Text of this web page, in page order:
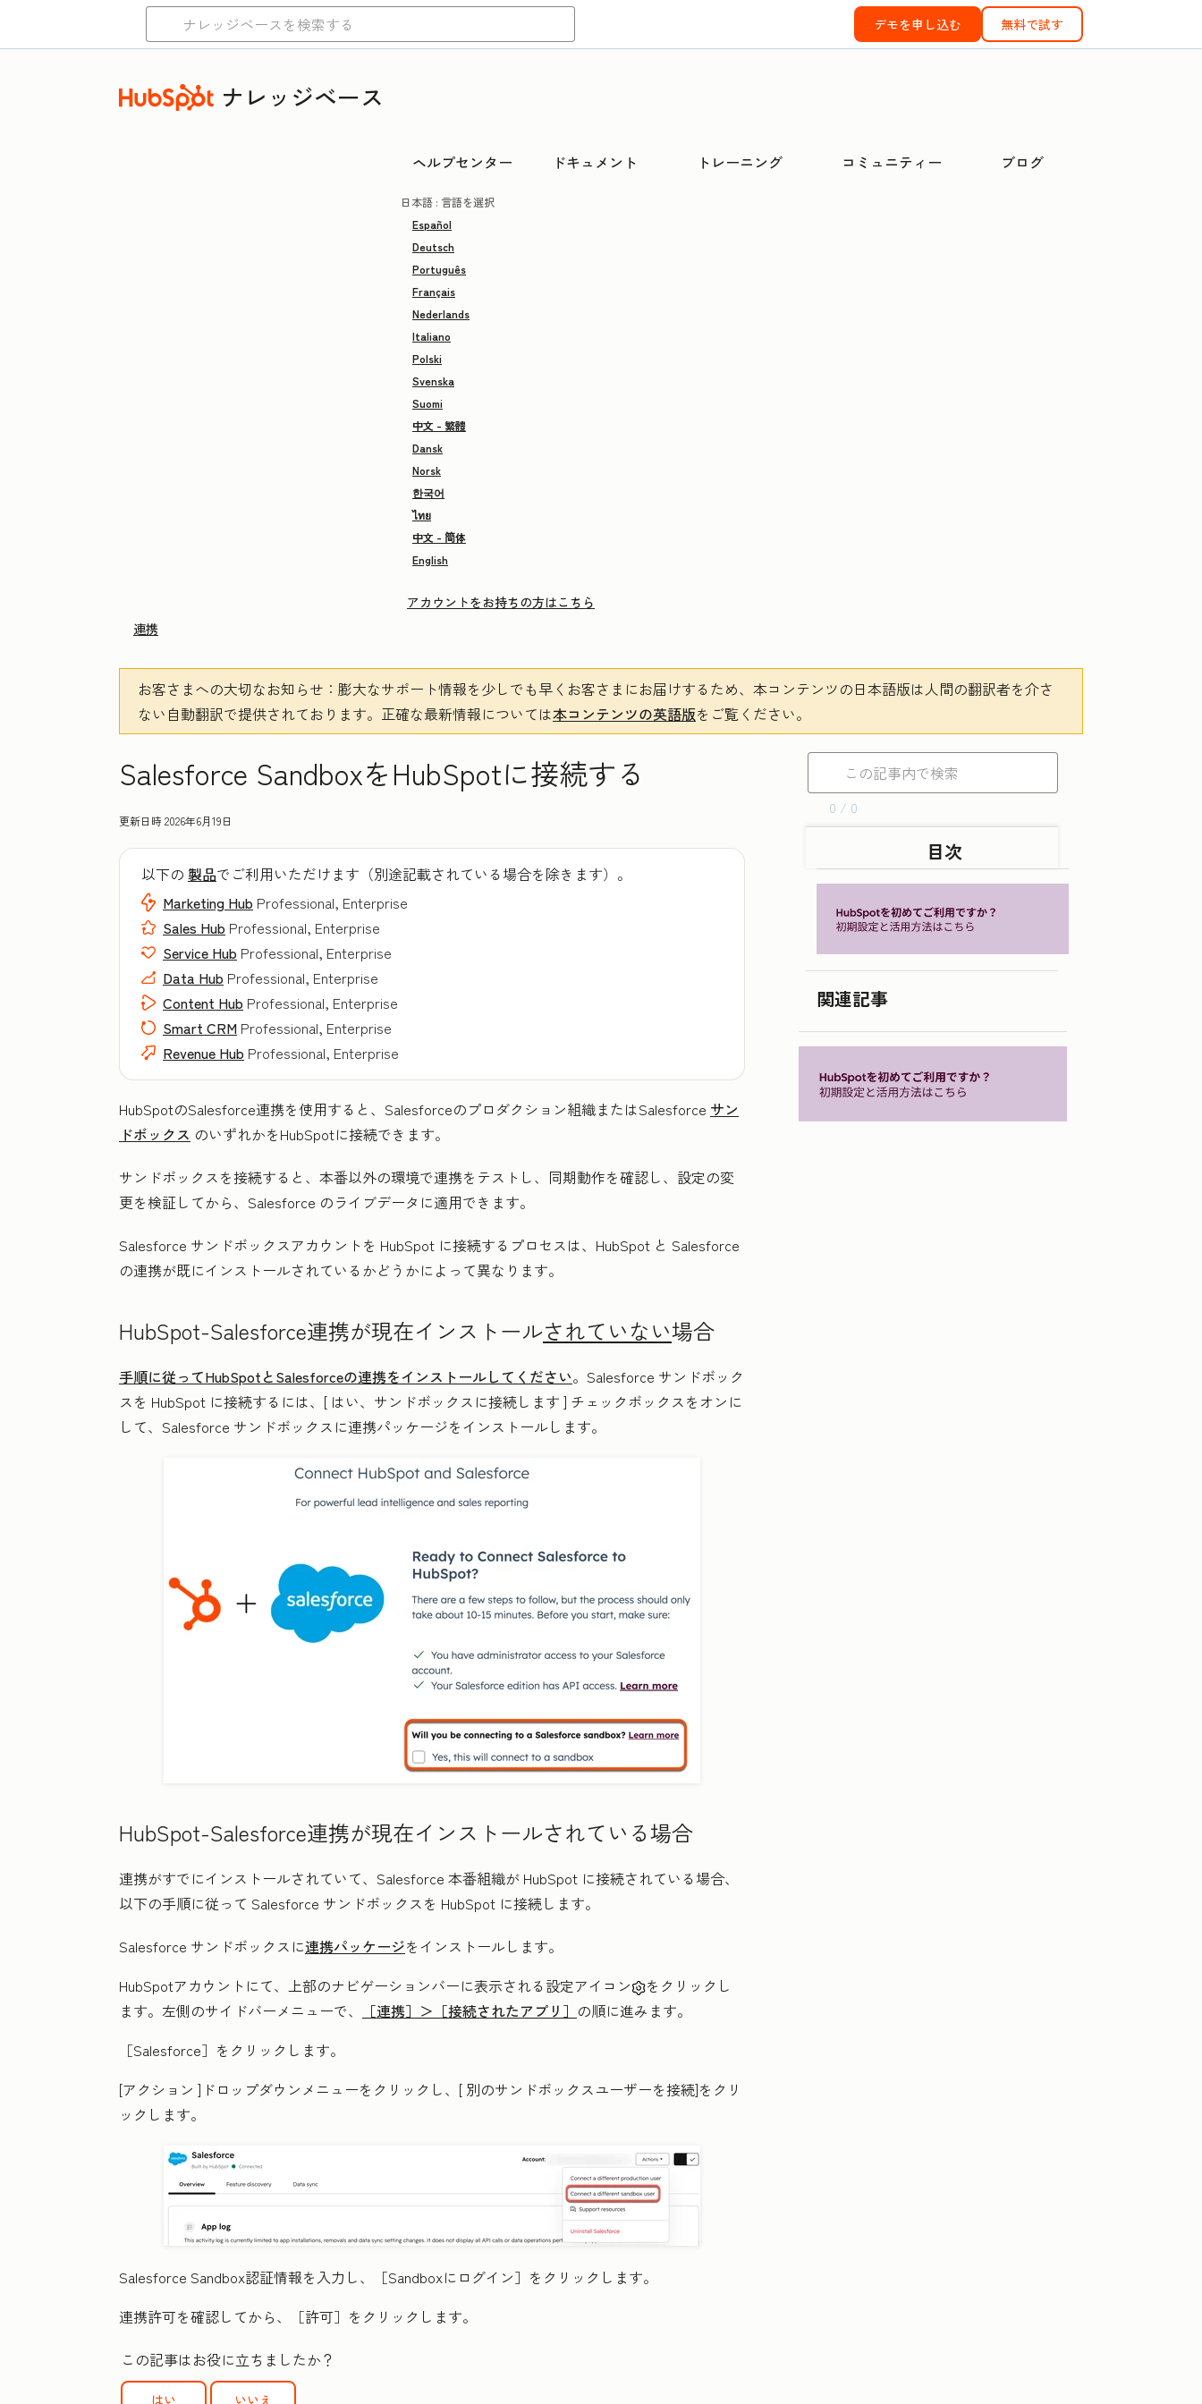
デモを申し込む 無料で試す
ナレッジベース
ヘルプセンター ドキュメント トレーニング コミュニティー ブログ
日本語 : 言語を選択
Español
Deutsch
Português
Français
Nederlands
Italiano
Polski
Svenska
Suomi
中文 - 繁體
Dansk
Norsk
한국어
ไทย
中文 - 简体
English
アカウントをお持ちの方はこちら
連携
お客さまへの大切なお知らせ ：膨大なサポート情報を少しでも早くお客さまにお届けするため、本コンテンツの日本語版は人間の翻訳者を介さ
ない自動翻訳で提供されております。 正確な最新情報については本コンテンツの英語版をご覧ください。
Salesforce SandboxをHubSpotに接続する
更新日時2026年6月19日
以下の 製品でご利用いただけます（別途記載されている場合を除きます）。
Marketing Hub Professional, Enterprise
Sales Hub Professional, Enterprise
Service Hub Professional, Enterprise
Data Hub Professional, Enterprise
Content Hub Professional, Enterprise
Smart CRM Professional, Enterprise
Revenue Hub Professional, Enterprise
HubSpotのSalesforce連携を使用すると、Salesforceのプロダクション組織またはSalesforce サン
ドボックス のいずれかをHubSpotに接続できます。
サンドボックスを接続すると、本番以外の環境で連携をテストし、同期動作を確認し、設定の変
更を検証してから、Salesforce のライブデータに適用できます。
Salesforce サンドボックスアカウントを HubSpot に接続するプロセスは、HubSpot と Salesforce
の連携が既にインストールされているかどうかによって異なります。
HubSpot-Salesforce連携が現在インストールされていない場合
手順に従ってHubSpotとSalesforceの連携をインストールしてください。Salesforce サンドボック
スを HubSpot に接続するには、[ はい、サンドボックスに接続します ] チェックボックスをオンに
して、Salesforce サンドボックスに連携パッケージをインストールします。
HubSpot-Salesforce連携が現在インストールされている場合
連携がすでにインストールされていて、Salesforce 本番組織が HubSpot に接続されている場合、
以下の手順に従って Salesforce サンドボックスを HubSpot に接続します。
Salesforce サンドボックスに連携パッケージをインストールします。
HubSpotアカウントにて、上部のナビゲーションバーに表示される設定アイコン
をクリックし
ます。左側のサイドバーメニューで、
［連携］＞［接続されたアプリ］ の順に進みます。
［Salesforce］をクリックします。
[アクション ]ドロップダウンメニューをクリックし、[ 別のサンドボックスユーザーを接続]をクリ
ックします。
Salesforce Sandbox認証情報を入力し、［Sandboxにログイン］ をクリックします。
連携許可を確認してから、［許可］ をクリックします。
この記事はお役に立ちましたか？
はい いいえ
0 / 0
目次
関連記事